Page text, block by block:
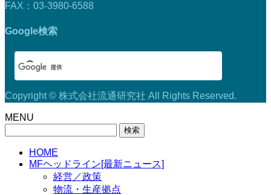
FAX：03-3980-6588
Google検索
Copyright © 株式会社流通研究社 All Rights Reserved.
MENU
HOME
MFヘッドライン[最新ニュース]
経営／政策
物流・生産拠点